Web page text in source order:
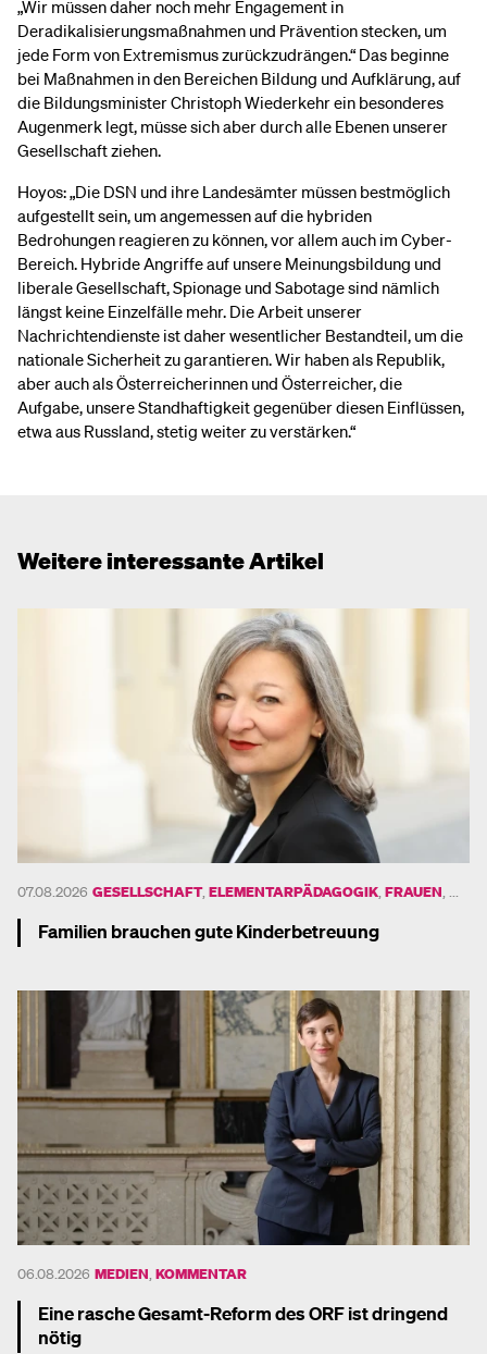
„Wir müssen daher noch mehr Engagement in
Deradikalisierungsmaßnahmen und Prävention stecken, um
jede Form von Extremismus zurückzudrängen.“ Das beginne
bei Maßnahmen in den Bereichen Bildung und Aufklärung, auf
die Bildungsminister Christoph Wiederkehr ein besonderes
Augenmerk legt, müsse sich aber durch alle Ebenen unserer
Gesellschaft ziehen.
Hoyos: „Die DSN und ihre Landesämter müssen bestmöglich
aufgestellt sein, um angemessen auf die hybriden
Bedrohungen reagieren zu können, vor allem auch im Cyber-
Bereich. Hybride Angriffe auf unsere Meinungsbildung und
liberale Gesellschaft, Spionage und Sabotage sind nämlich
längst keine Einzelfälle mehr. Die Arbeit unserer
Nachrichtendienste ist daher wesentlicher Bestandteil, um die
nationale Sicherheit zu garantieren. Wir haben als Republik,
aber auch als Österreicherinnen und Österreicher, die
Aufgabe, unsere Standhaftigkeit gegenüber diesen Einflüssen,
etwa aus Russland, stetig weiter zu verstärken.“
Weitere interessante Artikel
07.08.2026 GESELLSCHAFT, ELEMENTARPÄDAGOGIK FRAUEN
Familien brauchen gute Kinderbetreuung
06.08.2026 MEDIEN KOMMENTAR
Eine rasche Gesamt-Reform des ORF ist dringend
nötig